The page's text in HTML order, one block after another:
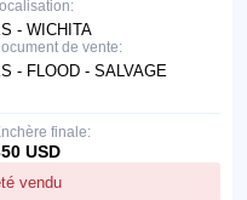
- WICHITA
de vente:
- FLOOD - SALVAGE
vendu
finale:
USD